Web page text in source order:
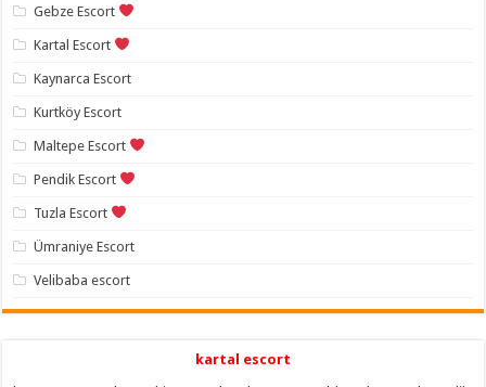
Gebze Escort
Kartal Escort
Kaynarca Escort
Kurtköy Escort
Maltepe Escort
Pendik Escort
Tuzla Escort
Ümraniye Escort
Velibaba escort
kartal escort